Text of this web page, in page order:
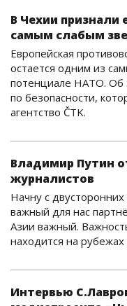
В Чехии признали
самым слабым
Европейская
остается одним из
потенциале НАТО. Об
по безопасности,
агентство ČTK.
Владимир Путин
журналистов
Начну с
важный для нас
Азии важный.
находится на
Интервью